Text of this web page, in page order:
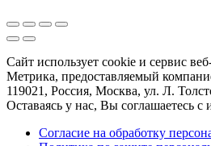
Сайт использует cookie и сервис
Метрика, предоставляемый
119021, Россия, Москва, ул. Л.
Оставаясь у нас, Вы соглашаетесь с
Согласие на обработку